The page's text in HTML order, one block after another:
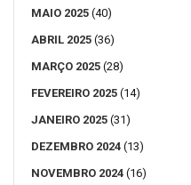
MAIO 2025 (40)
ABRIL 2025 (36)
MARÇO 2025 (28)
FEVEREIRO 2025 (14)
JANEIRO 2025 (31)
DEZEMBRO 2024 (13)
NOVEMBRO 2024 (16)